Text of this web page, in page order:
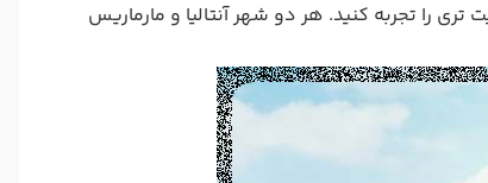
را تجربه کنید. هر دو شهر آنتالیا و مارماریس